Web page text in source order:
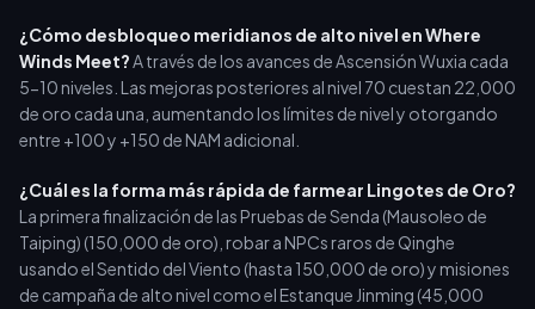
¿Cómo desbloqueo meridianos de alto nivel en Where
Winds Meet?A través de los avances de Ascensión Wuxia cada
5-10 niveles. Las mejoras posteriores al nivel 70 cuestan 22,000
de oro cada una, aumentando los límites de nivel y otorgando
entre +100 y +150 de NAM adicional.
¿Cuál es la forma más rápida de farmear Lingotes de Oro?
La primera finalización de las Pruebas de Senda (Mausoleo de
Taiping) (150,000 de oro), robar a NPCs raros de Qinghe
usando el Sentido del Viento (hasta 150,000 de oro) y misiones
de campaña de alto nivel como el Estanque Jinming (45,000